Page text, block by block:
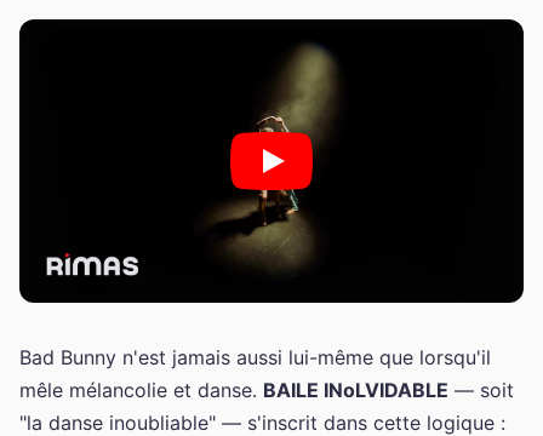
Bad Bunny n'est jamais aussi lui-même que lorsqu'il
mêle mélancolie et danse. BAILE INoLVIDABLE — soit
"la danse inoubliable" — s'inscrit dans cette logique :